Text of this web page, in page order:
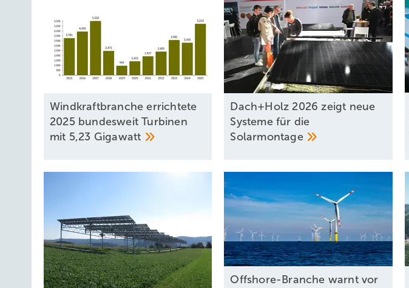
Windkraftbranche errichtete
2025 bundesweit Turbinen
mit 5,23 Gigawatt
Dach+Holz 2026 zeigt neue
Systeme für die
Solarmontage
Offshore-Branche warnt vor